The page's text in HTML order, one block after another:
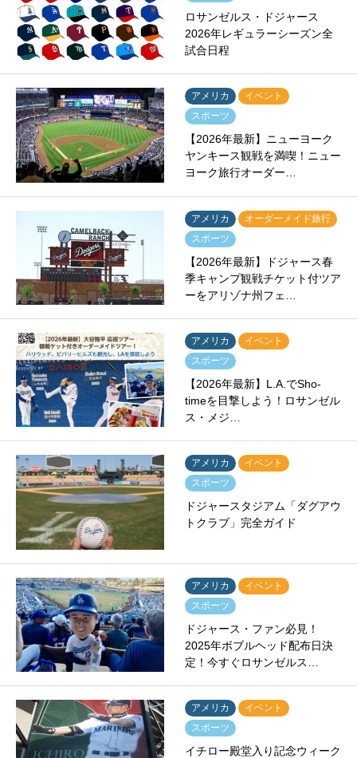
ロサンゼルス・ドジャース
2026年レギュラーシーズン全
試合日程
アメリカ
イベント
スポーツ
【2026年最新】ニューヨーク
ヤンキース観戦を満喫！ニュー
ヨーク旅行オーダー…
アメリカ
オーダーメイド旅行
スポーツ
【2026年最新】ドジャース春
季キャンプ観戦チケット付ツア
ーをアリゾナ州フェ…
アメリカ
イベント
スポーツ
【2026年最新】L.A.でSho-
timeを目撃しよう！ロサンゼル
ス・メジ…
アメリカ
イベント
スポーツ
ドジャースタジアム「ダグアウ
トクラブ」完全ガイド
アメリカ
イベント
スポーツ
ドジャース・ファン必見！
2025年ボブルヘッド配布日決
定！今すぐロサンゼルス…
アメリカ
イベント
スポーツ
イチロー殿堂入り記念ウィーク